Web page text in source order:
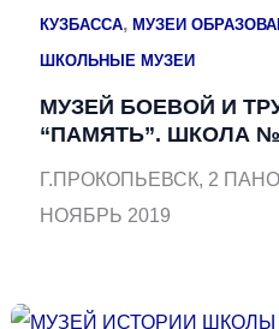
КУЗБАССА,МУЗЕИ
ШКОЛЬНЫЕ МУЗЕИ
МУЗЕЙ БОЕВОЙ И
“ПАМЯТЬ”. ШКОЛА
Г.ПРОКОПЬЕВСК, 2
НОЯБРЬ 2019